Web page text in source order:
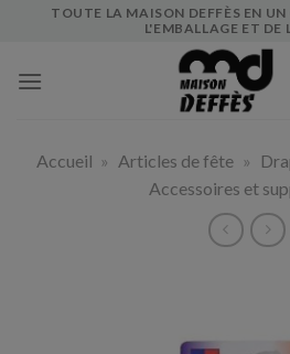
TOUTE LA MAISON DEFFÈS EN UN
L'EMBALLAGE ET DE
Accueil » Articles de fête »
Accessoires et